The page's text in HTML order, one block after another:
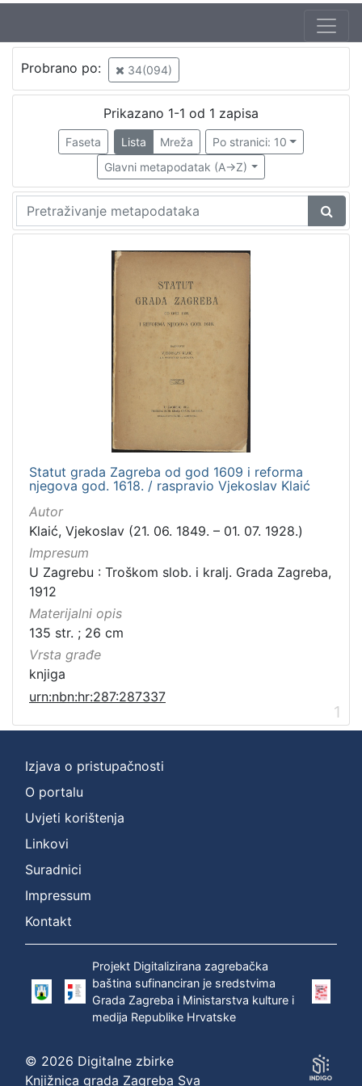
Probrano po: 34(094)
Prikazano 1-1 od 1 zapisa
Faseta Lista Mreža
Po stranici: 10
Glavni metapodatak (A->Z)
Statut grada Zagreba od god 1609 i reforma
njegova god. 1618. / raspravio Vjekoslav Klaić
Autor
Klaić, Vjekoslav (21. 06. 1849. – 01. 07. 1928.)
Impresum
U Zagrebu : Troškom slob. i kralj. Grada Zagreba,
1912
Materijalni opis
135 str. ; 26 cm
Vrsta građe
knjiga
urn:nbn:hr:287:287337
1
Izjava o pristupačnosti
O portalu
Uvjeti korištenja
Linkovi
Suradnici
Impressum
Kontakt
Projekt Digitalizirana zagrebačka
baština sufinanciran je sredstvima
Grada Zagreba i Ministarstva kulture i
medija Republike Hrvatske
© 2026 Digitalne zbirke
Knjižnica grada Zagreba Sva